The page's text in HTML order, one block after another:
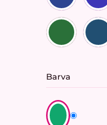
Barva